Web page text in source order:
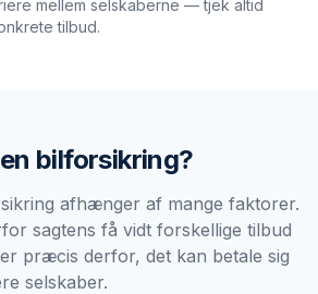
mellem selskaberne — tjek altid
tilbud.
bilforsikring?
afhænger af mange faktorer.
sagtens få vidt forskellige tilbud
præcis derfor, det kan betale sig
selskaber.